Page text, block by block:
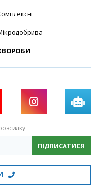
ПІДПИСАТИСЯ